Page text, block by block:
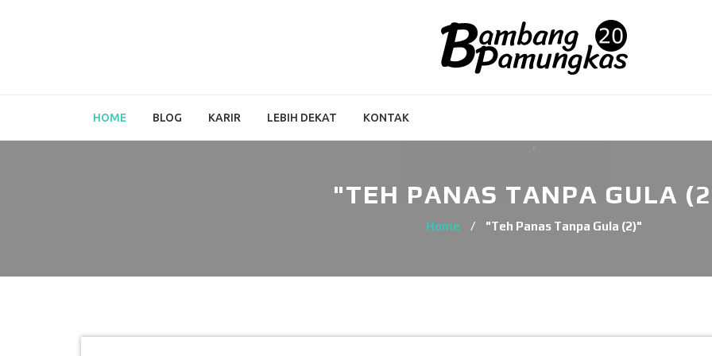
HOME BLOG KARIR LEBIH DEKAT KONTAK
"TEH PANAS TANPA GULA
Home / "Teh Panas Tanpa Gula (2)"